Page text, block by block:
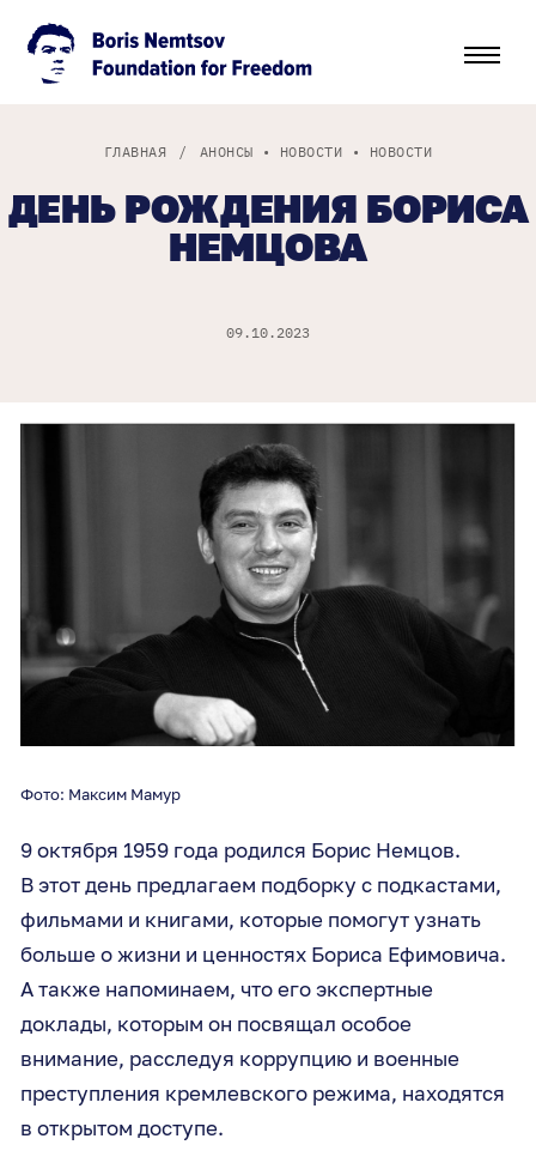
ГЛАВНАЯ / АНОНСЫ • НОВОСТИ • НОВОСТИ
ДЕНЬ РОЖДЕНИЯ БОРИСА
НЕМЦОВА
09.10.2023
Фото: Максим Мамур
9 октября 1959 года родился Борис Немцов.
В этот день предлагаем подборку с подкастами,
фильмами и книгами, которые помогут узнать
больше о жизни и ценностях Бориса Ефимовича.
А также напоминаем, что его экспертные
доклады, которым он посвящал особое
внимание, расследуя коррупцию и военные
преступления кремлевского режима, находятся
в открытом доступе.